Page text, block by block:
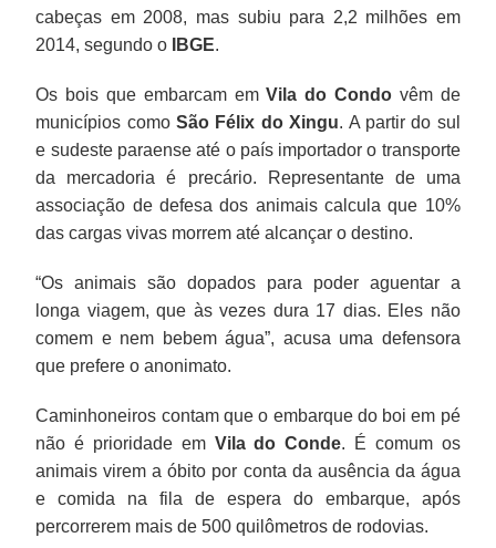
cabeças em 2008, mas subiu para 2,2 milhões em
2014, segundo o
IBGE.
Os bois que embarcam emVila do Condo vêm de
municípios comoSão Félix do Xingu. A partir do sul
e sudeste paraense até o país importador o transporte
da mercadoria é precário. Representante de uma
associação de defesa dos animais calcula que 10%
das cargas vivas morrem até alcançar o destino.
“Os animais são dopados para poder aguentar a
longa viagem, que às vezes dura 17 dias. Eles não
comem e nem bebem água”, acusa uma defensora
que prefere o anonimato.
Caminhoneiros contam que o embarque do boi em pé
não é prioridade em Vila do Conde. É comum os
animais virem a óbito por conta da ausência da água
e comida na fila de espera do embarque, após
percorrerem mais de 500 quilômetros de rodovias.